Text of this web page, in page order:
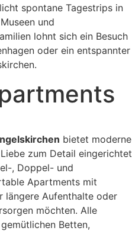
spontane Tagestrips in
und
lohnt sich ein Besuch
oder ein entspannter
bietet moderne
zum Detail eingerichtet
, Doppel- und
Apartments mit
längere Aufenthalte oder
möchten. Alle
Betten,